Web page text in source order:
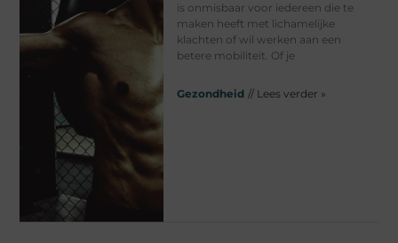
is onmisbaar voor iedereen die te
maken heeft met lichamelijke
klachten of wil werken aan een
betere mobiliteit. Of je
Gezondheid // Lees verder »